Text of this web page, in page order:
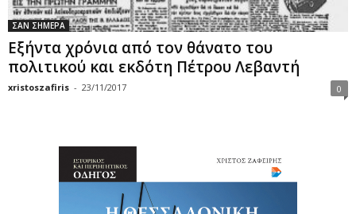
ΣΑΝ ΣΗΜΕΡΑ
Εξήντα χρόνια από τον θάνατο του
πολιτικού και εκδότη Πέτρου Λεβαντή
xristoszafiris - 23/11/2017 0